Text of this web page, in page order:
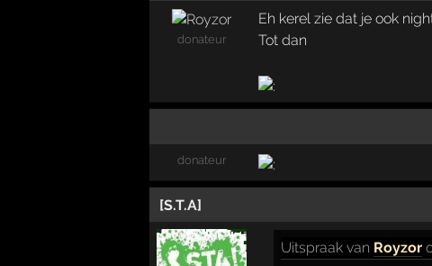
donateur
Eh kerel zie dat je ook
Tot dan
donateur
[S.T.A]
Uitspraakvan Royzor